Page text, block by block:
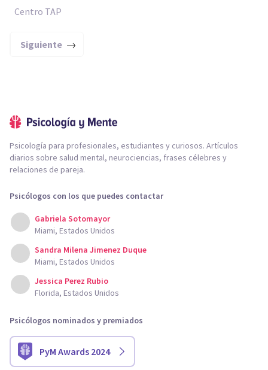
Centro TAP
Siguiente
Psicología para profesionales, estudiantes y curiosos. Artículos
diarios sobre salud mental, neurociencias, frases célebres y
relaciones de pareja.
Psicólogos con los que puedes contactar
Gabriela Sotomayor
Miami, Estados Unidos
Sandra Milena Jimenez Duque
Miami, Estados Unidos
Jessica Perez Rubio
Florida, Estados Unidos
Psicólogos nominados y premiados
PyM Awards 2024